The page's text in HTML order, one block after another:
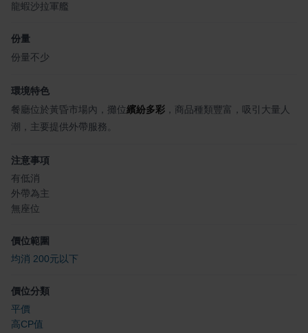
龍蝦沙拉軍艦
份量
份量不少
環境特色
餐廳位於黃昏市場內，攤位繽紛多彩 ，商品種類豐富，吸引大量人
潮，主要提供外帶服務。
注意事項
有低消
外帶為主
無座位
價位範圍
均消 200元以下
價位分類
平價
高CP值